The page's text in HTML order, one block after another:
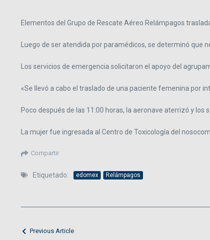
Elementos del Grupo de Rescate Aéreo Relámpagos
Luego de ser atendida por paramédicos, se determinó que
Los servicios de emergencia solicitaron el apoyo del
«Se llevó a cabo el traslado de una paciente femenina por
Poco después de las 11:00 horas, la aeronave aterrizó y
La mujer fue ingresada al Centro de Toxicología del
Compartir
Etiquetado: edomex Relámpagos
Previous Article